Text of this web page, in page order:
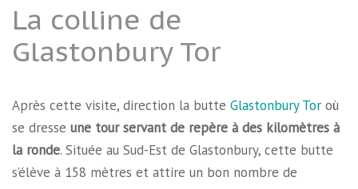
La colline de
Glastonbury Tor
Après cette visite, direction la butte Glastonbury Tor où
se dresse une tour servant de repère à des kilomètres à
la ronde. Située au Sud-Est de Glastonbury, cette butte
s’élève à 158 mètres et attire un bon nombre de